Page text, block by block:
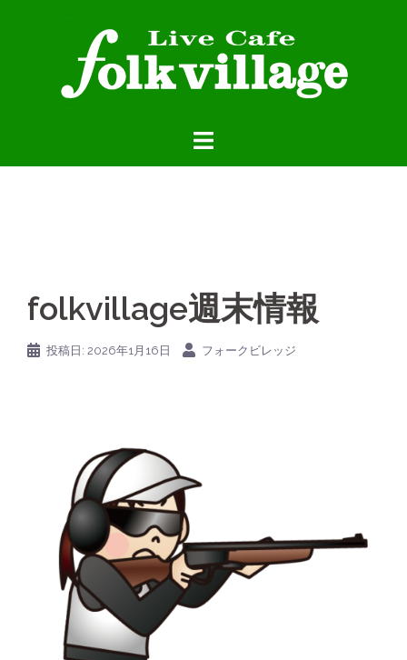
folkvillage週末情報
投稿日: 2026年1月16日 フォークビレッジ